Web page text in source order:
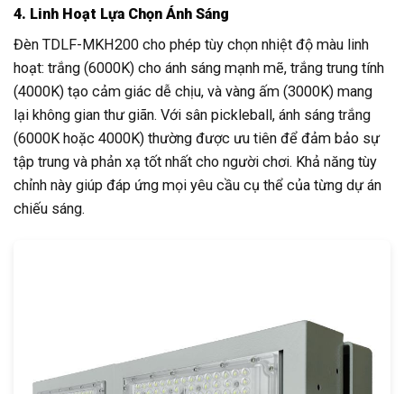
4. Linh Hoạt Lựa Chọn Ánh Sáng
Đèn TDLF-MKH200 cho phép tùy chọn nhiệt độ màu linh
hoạt: trắng (6000K) cho ánh sáng mạnh mẽ, trắng trung tính
(4000K) tạo cảm giác dễ chịu, và vàng ấm (3000K) mang
lại không gian thư giãn. Với sân pickleball, ánh sáng trắng
(6000K hoặc 4000K) thường được ưu tiên để đảm bảo sự
tập trung và phản xạ tốt nhất cho người chơi. Khả năng tùy
chỉnh này giúp đáp ứng mọi yêu cầu cụ thể của từng dự án
chiếu sáng.